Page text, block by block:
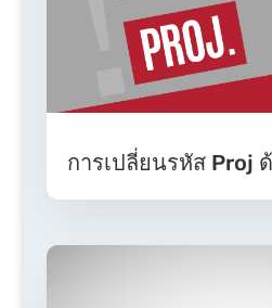
การเปลี่ยนรหัส Proj